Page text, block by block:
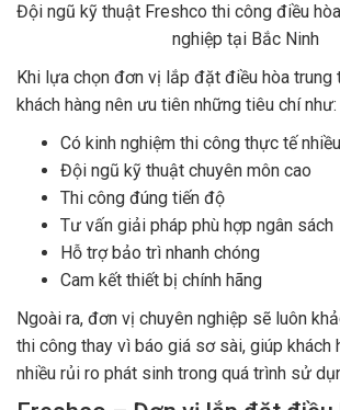
Đội ngũ kỹ thuật Freshco thi công điều
nghiệp tại Bắc Ninh
Khi lựa chọn đơn vị lắp đặt điều hòa trung
khách hàng nên ưu tiên những tiêu chí như:
Có kinh nghiệm thi công thực tế
Đội ngũ kỹ thuật chuyên môn cao
Thi công đúng tiến độ
Tư vấn giải pháp phù hợp ngân sách
Hỗ trợ bảo trì nhanh chóng
Cam kết thiết bị chính hãng
Ngoài ra, đơn vị chuyên nghiệp sẽ luôn
thi công thay vì báo giá sơ sài, giúp khách
nhiều rủi ro phát sinh trong quá trình sử